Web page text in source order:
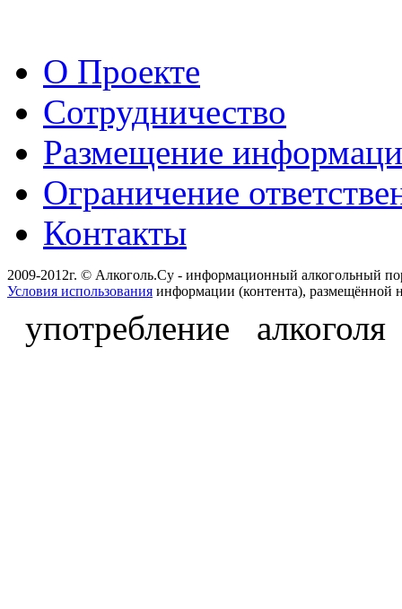
О Проекте
Сотрудничество
Размещение
Ограничение
Контакты
2009-2012г. © Алкоголь.Су - информационный алкогольный
Условия использования информации (контента), размещённой
употребление